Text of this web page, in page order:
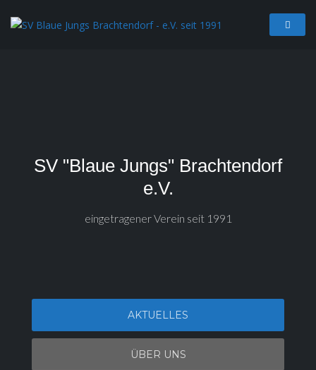
SV "Blaue Jungs" Brachtendorf
e.V.
eingetragener Verein seit 1991
AKTUELLES
ÜBER UNS